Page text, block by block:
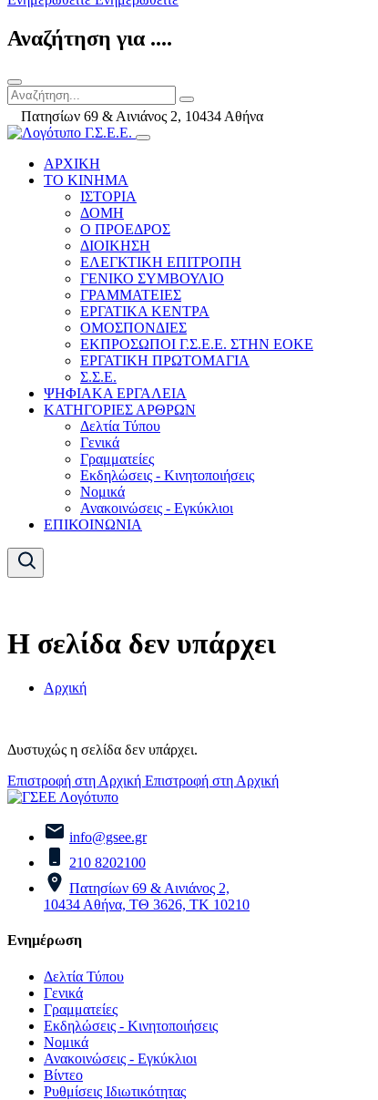
Αναζήτηση για ....
Πατησίων 69 & Αινιάνος 2, 10434 Αθήνα
ΑΡΧΙΚΗ
ΤΟ ΚΙΝΗΜΑ
ΙΣΤΟΡΙΑ
ΔΟΜΗ
Ο ΠΡΟΕΔΡΟΣ
ΔΙΟΙΚΗΣΗ
ΕΛΕΓΚΤΙΚΗ ΕΠΙΤΡΟΠΗ
ΓΕΝΙΚΟ ΣΥΜΒΟΥΛΙΟ
ΓΡΑΜΜΑΤΕΙΕΣ
ΕΡΓΑΤΙΚΑ ΚΕΝΤΡΑ
ΟΜΟΣΠΟΝΔΙΕΣ
ΕΚΠΡΟΣΩΠΟΙ Γ.Σ.Ε.Ε. ΣΤΗΝ ΕΟΚΕ
ΕΡΓΑΤΙΚΗ ΠΡΩΤΟΜΑΓΙΑ
Σ.Σ.Ε.
ΨΗΦΙΑΚΑ ΕΡΓΑΛΕΙΑ
ΚΑΤΗΓΟΡΙΕΣ ΑΡΘΡΩΝ
Δελτία Τύπου
Γενικά
Γραμματείες
Εκδηλώσεις - Κινητοποιήσεις
Νομικά
Ανακοινώσεις - Εγκύκλιοι
ΕΠΙΚΟΙΝΩΝΙΑ
Η σελίδα δεν υπάρχει
Αρχική
Δυστυχώς η σελίδα δεν υπάρχει.
Επιστροφή στη Αρχική Επιστροφή στη Αρχική
info@gsee.gr
210 8202100
Πατησίων 69 & Αινιάνος 2,
10434 Αθήνα, ΤΘ 3626, ΤΚ 10210
Ενημέρωση
Δελτία Τύπου
Γενικά
Γραμματείες
Εκδηλώσεις - Κινητοποιήσεις
Νομικά
Ανακοινώσεις - Εγκύκλιοι
Βίντεο
Ρυθμίσεις Ιδιωτικότητας